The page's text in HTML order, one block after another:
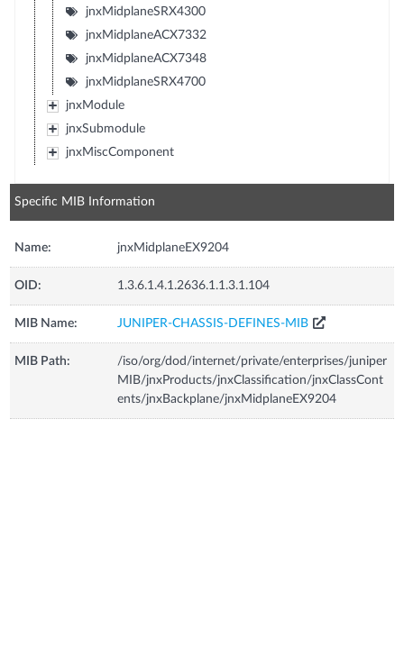
jnxMidplaneSRX4300
jnxMidplaneACX7332
jnxMidplaneACX7348
jnxMidplaneSRX4700
jnxModule
jnxSubmodule
jnxMiscComponent
Specific MIB Information
Name: jnxMidplaneEX9204
OID: 1.3.6.1.4.1.2636.1.1.3.1.104
MIB Name: JUNIPER-CHASSIS-DEFINES-MIB
MIB Path:
/iso/org/dod/internet/private/enterprises/juniper
MIB/jnxProducts/jnxClassification/jnxClassCont
ents/jnxBackplane/jnxMidplaneEX9204